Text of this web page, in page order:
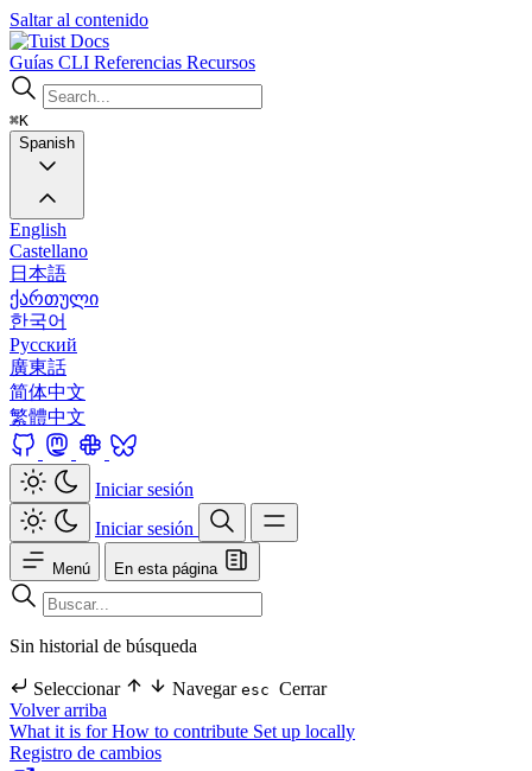
Saltar al contenido
Docs
Guías CLI Referencias Recursos
⌘K
Spanish
English
Castellano
日本語
ქართული
한국어
Русский
廣東話
简体中文
繁體中文
Iniciar sesión
Iniciar sesión
Menú En esta página
Sin historial de búsqueda
Seleccionar Navegar esc Cerrar
Volver arriba
What it is forHow to contribute Set up locally
Registro de cambios